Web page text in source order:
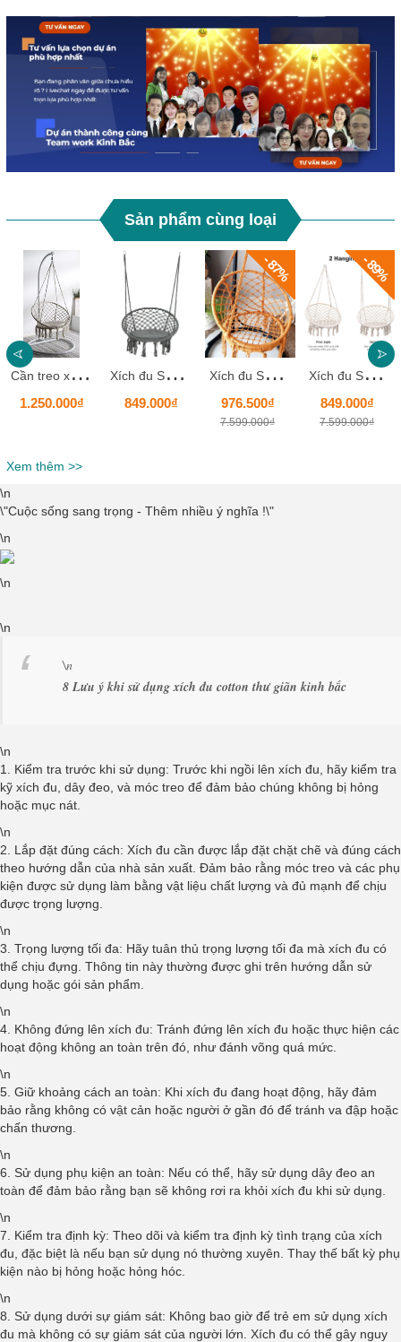
Sản phẩm cùng loại
C
ần treo xích đu cotton màu trắng 1
1.250.000₫
X
ích đu Swing cotton màu ghi _ Chất liệu an toàn thư giãn thoải mái
849.000₫
- 87%
X
ích đu Swing cotton màu cam _ Chất liệu an toàn thư giãn thoải mái
976.500₫
7.599.000₫
- 89%
X
ích đu Swing cotton màu be đậm_ Chất liệu an toàn thư giãn thoải mái
849.000₫
7.599.000₫
Xem thêm >>
\n
\"Cuộc sống sang trọng - Thêm nhiều ý nghĩa !\"
\n
\n
\n
\n
8 Lưu ý khi sử dụng xích đu cotton thư giãn kinh bắc
\n
1. Kiểm tra trước khi sử dụng: Trước khi ngồi lên xích đu, hãy kiểm tra
kỹ xích đu, dây đeo, và móc treo để đảm bảo chúng không bị hỏng
hoặc mục nát.
\n
2. Lắp đặt đúng cách: Xích đu cần được lắp đặt chặt chẽ và đúng cách
theo hướng dẫn của nhà sản xuất. Đảm bảo rằng móc treo và các phụ
kiện được sử dụng làm bằng vật liệu chất lượng và đủ mạnh để chịu
được trọng lượng.
\n
3. Trọng lượng tối đa: Hãy tuân thủ trọng lượng tối đa mà xích đu có
thể chịu đựng. Thông tin này thường được ghi trên hướng dẫn sử
dụng hoặc gói sản phẩm.
\n
4. Không đứng lên xích đu: Tránh đứng lên xích đu hoặc thực hiện các
hoạt động không an toàn trên đó, như đánh võng quá mức.
\n
5. Giữ khoảng cách an toàn: Khi xích đu đang hoạt động, hãy đảm
bảo rằng không có vật cản hoặc người ở gần đó để tránh va đập hoặc
chấn thương.
\n
6. Sử dụng phụ kiện an toàn: Nếu có thể, hãy sử dụng dây đeo an
toàn để đảm bảo rằng bạn sẽ không rơi ra khỏi xích đu khi sử dụng.
\n
7. Kiểm tra định kỳ: Theo dõi và kiểm tra định kỳ tình trạng của xích
đu, đặc biệt là nếu bạn sử dụng nó thường xuyên. Thay thế bất kỳ phụ
kiện nào bị hỏng hoặc hỏng hóc.
\n
8. Sử dụng dưới sự giám sát: Không bao giờ để trẻ em sử dụng xích
đu mà không có sự giám sát của người lớn. Xích đu có thể gây nguy